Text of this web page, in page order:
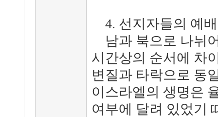
4. 선지자들의 예
남과 북으로 나뉘
시간상의 순서에 차
변질과 타락으로 동
이스라엘의 생명은
여부에 달려 있었기